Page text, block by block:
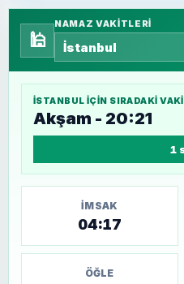
🕌
NAMAZ VAKITLERI
İSTANBUL IÇIN SIRADAKI
Akşam - 20:21
1
İMSAK
04:17
ÖĞLE